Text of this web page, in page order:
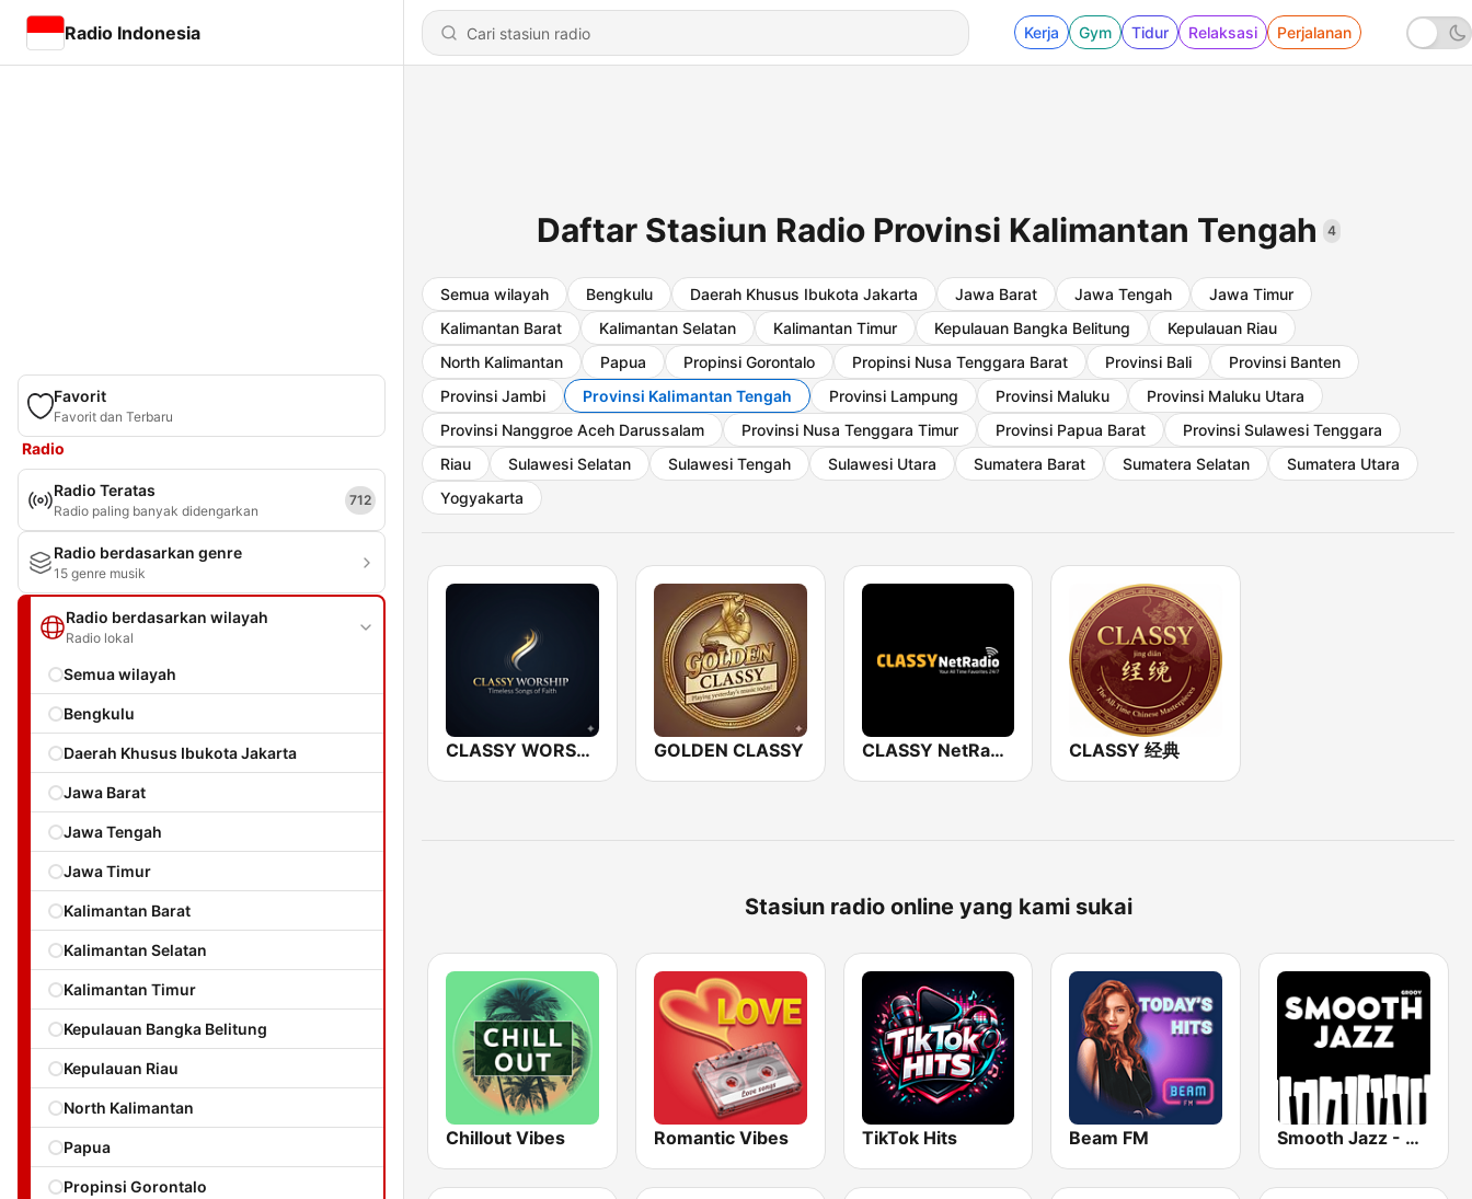
Radio Indonesia Kerja Gym Tidur Relaksasi Perjalanan
Favorit
Favorit dan Terbaru
Radio
Radio Teratas
Radio paling banyak didengarkan
712
Radio berdasarkan genre
15 genre musik
Radio berdasarkan wilayah
Radio lokal
Semua wilayah
Bengkulu
Daerah Khusus Ibukota Jakarta
Jawa Barat
Jawa Tengah
Jawa Timur
Kalimantan Barat
Kalimantan Selatan
Kalimantan Timur
Kepulauan Bangka Belitung
Kepulauan Riau
North Kalimantan
Papua
Propinsi Gorontalo
Daftar Stasiun Radio Provinsi Kalimantan Tengah 4
Semua wilayah Bengkulu Daerah Khusus Ibukota Jakarta Jawa Barat Jawa Tengah
Jawa Timur
Kalimantan Barat
Kalimantan Selatan Kalimantan Timur Kepulauan Bangka Belitung
Kepulauan Riau
North Kalimantan
Papua Propinsi Gorontalo Propinsi Nusa Tenggara Barat Provinsi Bali
Provinsi Banten
Provinsi Jambi
Provinsi Kalimantan Tengah Provinsi Lampung Provinsi Maluku
Provinsi Maluku Utara
Provinsi Nanggroe Aceh Darussalam
Provinsi Nusa Tenggara Timur Provinsi Papua Barat
Provinsi Sulawesi Tenggara
Riau
Sulawesi Selatan Sulawesi Tengah Sulawesi Utara Sumatera Barat Sumatera Selatan
Sumatera Utara
Yogyakarta
CLASSY WORSHIP GOLDEN CLASSY CLASSY NetRadio CLASSY 经典
Stasiun radio online yang kami sukai
Chillout Vibes Romantic Vibes TikTok Hits Beam FM Smooth Jazz - Groov